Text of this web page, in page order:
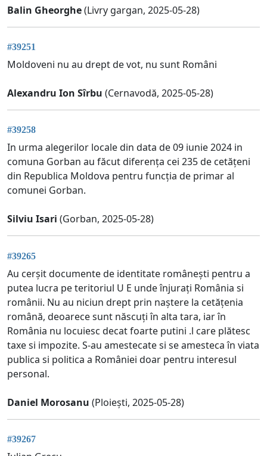
Balin Gheorghe(Livry gargan, 2025-05-28)
#39251
Moldoveni nu au drept de vot, nu sunt Români
Alexandru Ion Sîrbu (Cernavodă, 2025-05-28)
#39258
In urma alegerilor locale din data de 09 iunie 2024 in
comuna Gorban au făcut diferența cei 235 de cetățeni
din Republica Moldova pentru funcția de primar al
comunei Gorban.
Silviu Isari (Gorban, 2025-05-28)
#39265
Au cerșit documente de identitate românești pentru a
putea lucra pe teritoriul U E unde înjurați România si
românii. Nu au niciun drept prin naștere la cetățenia
română, deoarece sunt născuți în alta tara, iar în
România nu locuiesc decat foarte putini .l care plătesc
taxe si impozite. S-au amestecate si se amesteca în viata
publica si politica a României doar pentru interesul
personal.
Daniel Morosanu (Ploiești, 2025-05-28)
#39267